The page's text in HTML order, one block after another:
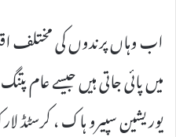
اب وہاں پرندوں کی مختلف
میں پائی جاتی ہیں جیسے عام
یوریشین سپیرو ہاک ، کرسٹڈ